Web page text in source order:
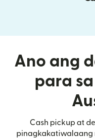
Ano ang
para
Cash pickup at
pinagkakatiwalaang